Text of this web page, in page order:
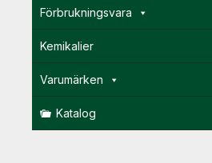
Förbrukningsvara
Kemikalier
Varumärken
Katalog